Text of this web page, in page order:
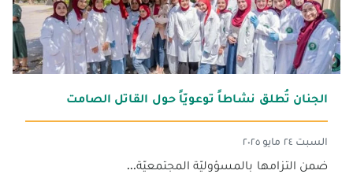
الجنان تُطلق نشاطاً توعويّاً حول القاتل الصامت
السبت ٢٤ مايو ٢٠٢٥
ضمن التزامها بالمسؤوليّة المجتمعيّة...